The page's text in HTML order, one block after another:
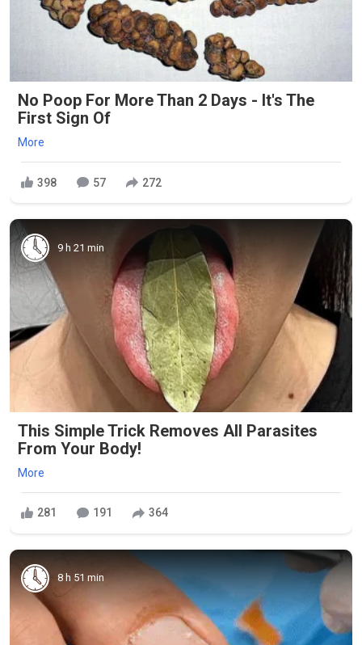
No Poop For More Than 2 Days - It's The
First Sign Of
More
398 57 272
9 h 21 min
This Simple Trick Removes All Parasites
From Your Body!
More
281 191 364
8 h 51 min